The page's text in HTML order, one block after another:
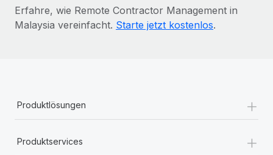
Erfahre, wie Remote Contractor Management in
Malaysia vereinfacht. Starte jetzt kostenlos.
Produktlösungen +
Produktservices +